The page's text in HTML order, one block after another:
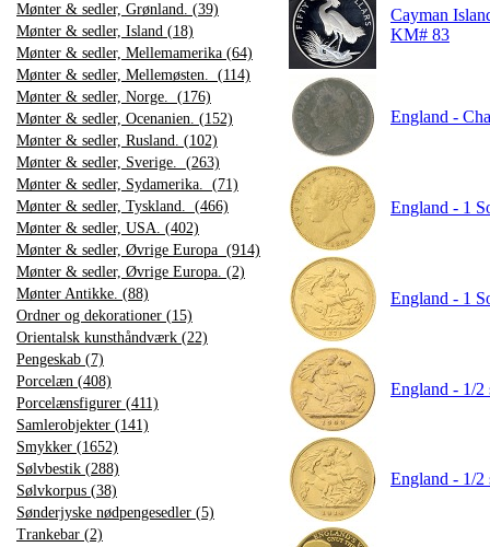
Mønter & sedler, Grønland. (39)
Mønter & sedler, Island (18)
Mønter & sedler, Mellemamerika (64)
Mønter & sedler, Mellemøsten. (114)
Mønter & sedler, Norge. (176)
Mønter & sedler, Ocenanien. (152)
Mønter & sedler, Rusland. (102)
Mønter & sedler, Sverige. (263)
Mønter & sedler, Sydamerika. (71)
Mønter & sedler, Tyskland. (466)
Mønter & sedler, USA. (402)
Mønter & sedler, Øvrige Europa (914)
Mønter & sedler, Øvrige Europa. (2)
Mønter Antikke. (88)
Ordner og dekorationer (15)
Orientalsk kunsthåndværk (22)
Pengeskab (7)
Porcelæn (408)
Porcelænsfigurer (411)
Samlerobjekter (141)
Smykker (1652)
Sølvbestik (288)
Sølvkorpus (38)
Sønderjyske nødpengesedler (5)
Trankebar (2)
Cayman
KM# 83
England -
England - 1
England - 1
England - 1/
England - 1/2